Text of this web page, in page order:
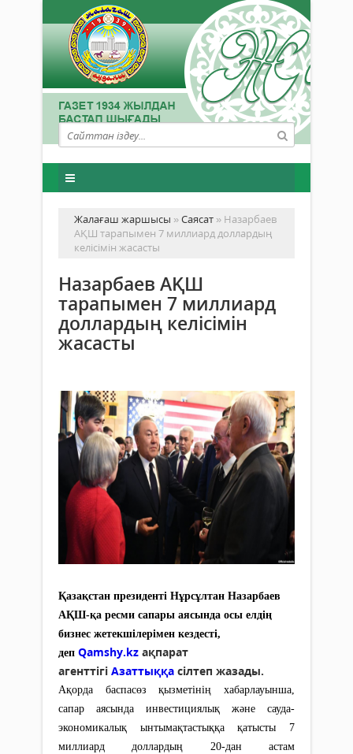
Жалағаш жаршысы »Саясат » Назарбаев
АҚШ тарапымен 7 миллиард доллардың
келісімін жасасты
Назарбаев АҚШ
тарапымен 7 миллиард
доллардың келісімін
жасасты
Қазақстан президенті Нұрсұлтан Назарбаев
АҚШ-қа ресми сапары аясында осы елдің
бизнес жетекшілерімен кездесті,
деп Qamshy.kz ақпарат
агенттігі Азаттыққа сілтеп жазады.
Ақорда баспасөз қызметінің хабарлауынша,
сапар аясында инвестициялық және сауда-
экономикалық ынтымақтастыққа қатысты 7
миллиард доллардың 20-дан астам